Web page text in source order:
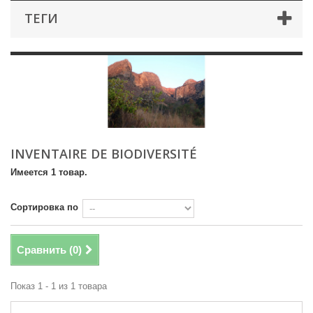
ТЕГИ
INVENTAIRE DE BIODIVERSITÉ
Имеется 1 товар.
Сортировка по
Сравнить (0)
Показ 1 - 1 из 1 товара